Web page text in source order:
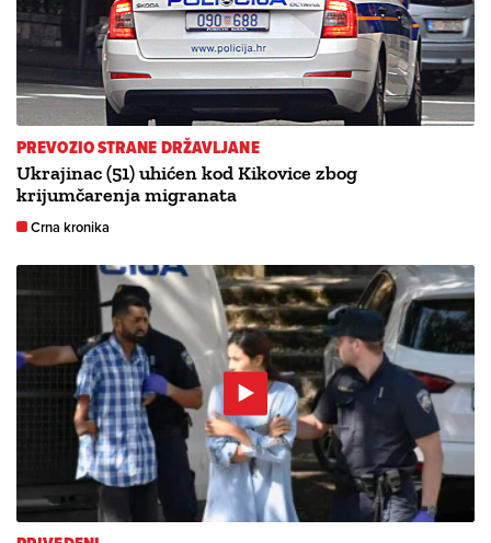
PREVOZIO STRANE DRŽAVLJANE
Ukrajinac (51) uhićen kod Kikovice zbog
krijumčarenja migranata
Crna kronika